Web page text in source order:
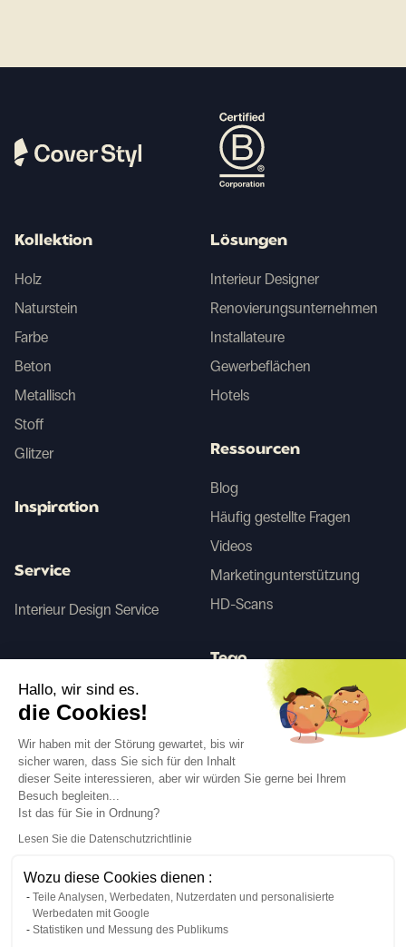
Folgen Sie uns
Kollektion
Holz
Naturstein
Farbe
Beton
Metallisch
Stoff
Glitzer
Inspiration
Service
Interieur Design Service
Lösungen
Interieur Designer
Renovierungsunternehmen
Installateure
Gewerbeflächen
Hotels
Ressourcen
Blog
Häufig gestellte Fragen
Videos
Marketingunterstützung
HD-Scans
Tego
Vorher/Nachher KI
Juristische Informationen Datenschutzrichtlinie
Sprache DE ↓
Hallo, wir sind es.
die Cookies!
Wir haben mit der Störung gewartet, bis wir
sicher waren, dass Sie sich für den Inhalt
dieser Seite interessieren, aber wir würden Sie gerne bei Ihrem
Besuch begleiten...
Ist das für Sie in Ordnung?
Lesen Sie die Datenschutzrichtlinie
Wozu diese Cookies dienen :
Teile Analysen, Werbedaten, Nutzerdaten und personalisierte
Werbedaten mit Google
Statistiken und Messung des Publikums